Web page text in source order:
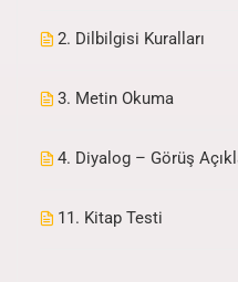
2. Dilbilgisi Kuralları
3. Metin Okuma
4. Diyalog – Görüş
11. Kitap Testi